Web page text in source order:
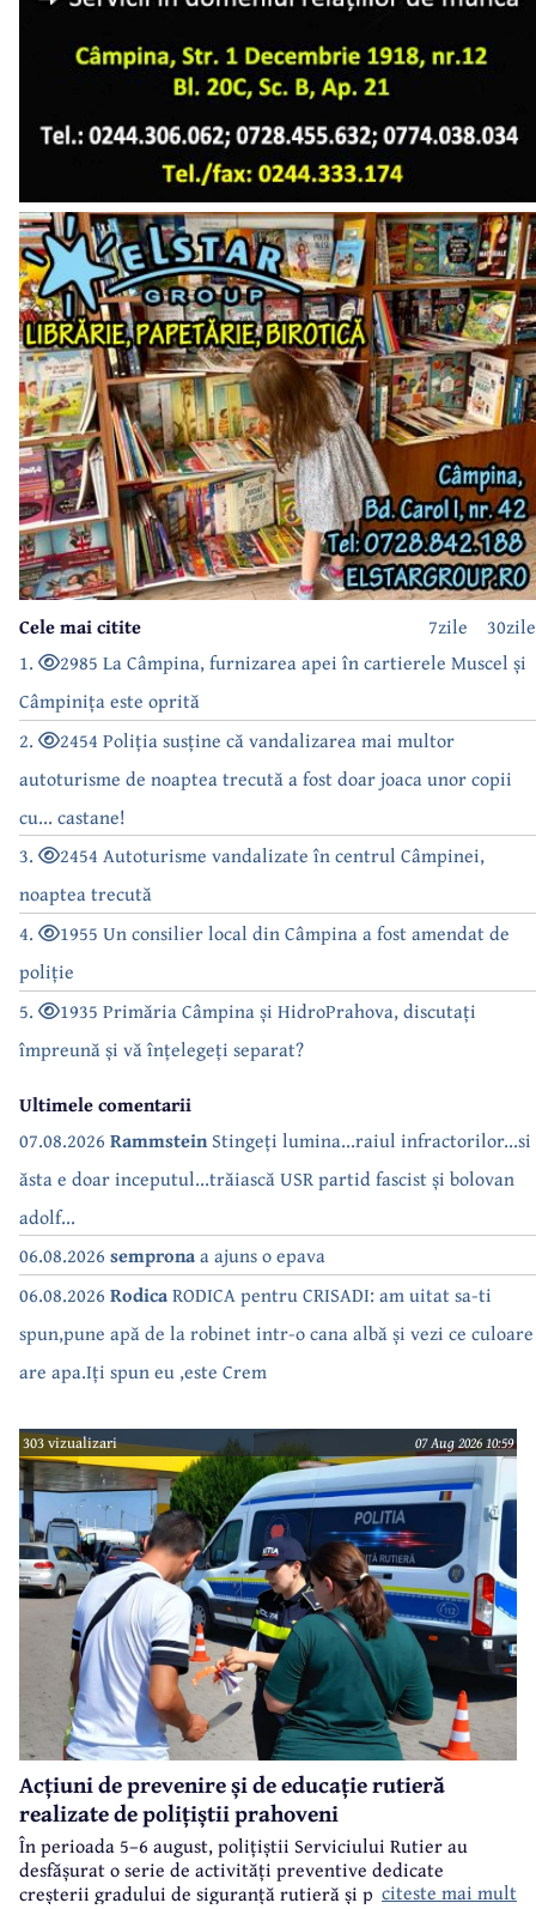
30zile
7zile
Cele mai citite
1.
2985 La Câmpina, furnizarea apei în cartierele Muscel și
Câmpinița este oprită
2.
2454 Poliția susține că vandalizarea mai multor
autoturisme de noaptea trecută a fost doar joaca unor copii
cu... castane!
3.
2454 Autoturisme vandalizate în centrul Câmpinei,
noaptea trecută
4.
1955 Un consilier local din Câmpina a fost amendat de
poliție
5.
1935 Primăria Câmpina și HidroPrahova, discutați
împreună și vă înțelegeți separat?
Ultimele comentarii
07.08.2026 RammsteinStingeți lumina...raiul infractorilor...si
ăsta e doar inceputul...trăiască USR partid fascist și bolovan
adolf...
06.08.2026 sempronaa ajuns o epava
06.08.2026 RodicaRODICA pentru CRISADI: am uitat sa-ti
spun,pune apă de la robinet intr-o cana albă și vezi ce culoare
are apa.Iți spun eu ,este Crem
303 vizualizari 07 Aug 2026 10:59
Acțiuni de prevenire și de educație rutieră
realizate de polițiștii prahoveni
În perioada 5–6 august, polițiștii Serviciului Rutier au
desfășurat o serie de activități preventive dedicate
creșterii gradului de siguranță rutieră și promovării unui
citeste mai mult